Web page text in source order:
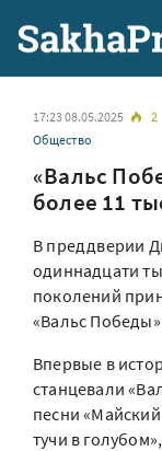
17:23 08.05.2025
2
Общество
«Вальс
более 11
В преддверии
одиннадцати
поколений
«Вальс Победы»
Впервые в
станцевали
песни
тучи в